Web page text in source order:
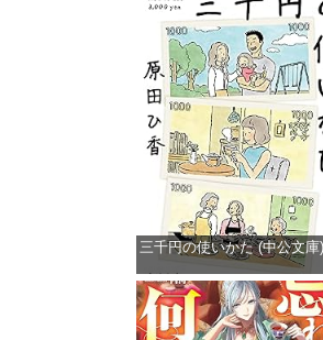
価格
三千円の使いかた (中公文庫)
価格